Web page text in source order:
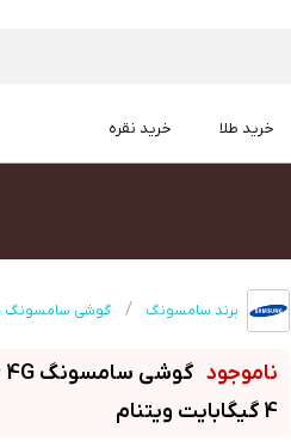
خرید طلا خرید نقره
برند سامسونگ گوشی سامسونگ
4 گیگابایت ویتنام